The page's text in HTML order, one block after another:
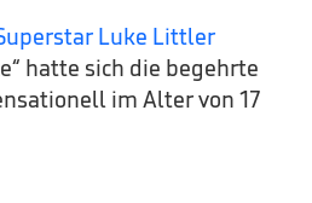
Luke Littler
hatte sich die begehrte
im Alter von 17